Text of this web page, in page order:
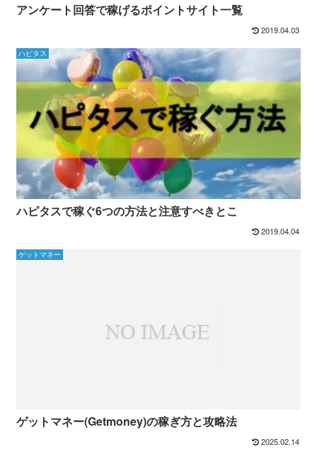
アンケート回答で稼げるポイントサイト一覧
2019.04.03
ハピタス
ハピタスで稼ぐ6つの方法と注意すべきとこ
2019.04.04
ゲットマネー
ゲットマネー(Getmoney)の稼ぎ方と攻略法
2025.02.14